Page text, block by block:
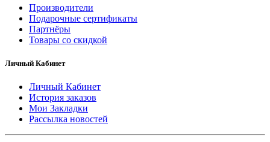
Производители
Подарочные сертификаты
Партнёры
Товары со скидкой
Личный Кабинет
Личный Кабинет
История заказов
Мои Закладки
Рассылка новостей